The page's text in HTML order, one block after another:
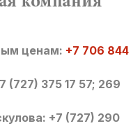
ценам: +7 706 844
375 17 57; 269
+7 (727) 290